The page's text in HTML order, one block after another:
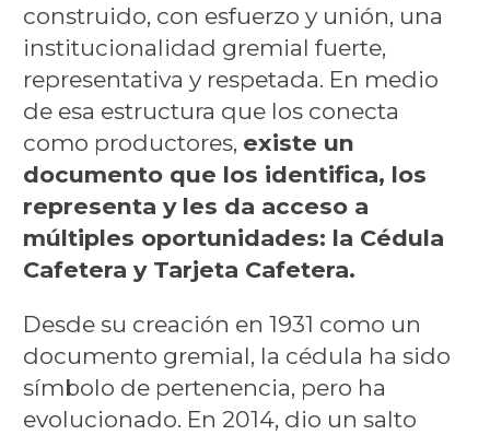
construido, con esfuerzo y unión, una
institucionalidad gremial fuerte,
representativa y respetada. En medio
de esa estructura que los conecta
como productores, existe un
documento que los identifica, los
representa y les da acceso a
múltiples oportunidades: la Cédula
Cafetera y Tarjeta Cafetera.
Desde su creación en 1931 como un
documento gremial, la cédula ha sido
símbolo de pertenencia, pero ha
evolucionado. En 2014, dio un salto